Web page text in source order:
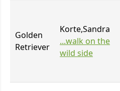
Golden
Retriever
Korte,Sandra
...walk on the
wild side